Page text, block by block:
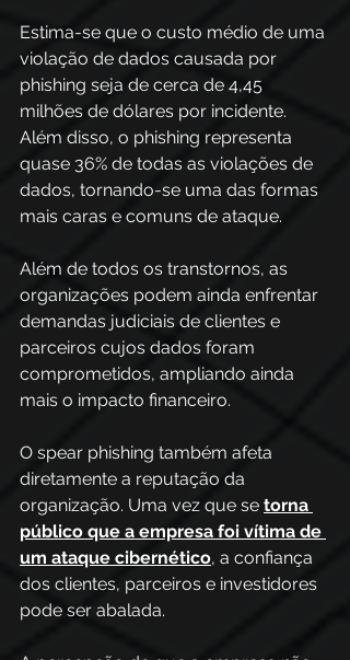
Estima-se que o custo médio de uma
violação de dados causada por
phishing seja de cerca de 4,45
milhões de dólares por incidente.
Além disso, o phishing representa
quase 36% de todas as violações de
dados, tornando-se uma das formas
mais caras e comuns de ataque.
Além de todos os transtornos, as
organizações podem ainda enfrentar
demandas judiciais de clientes e
parceiros cujos dados foram
comprometidos, ampliando ainda
mais o impacto financeiro.
O spear phishing também afeta
diretamente a reputação da
organização. Uma vez que se torna
público que a empresa foi vítima de
um ataque cibernético, a confiança
dos clientes, parceiros e investidores
pode ser abalada.